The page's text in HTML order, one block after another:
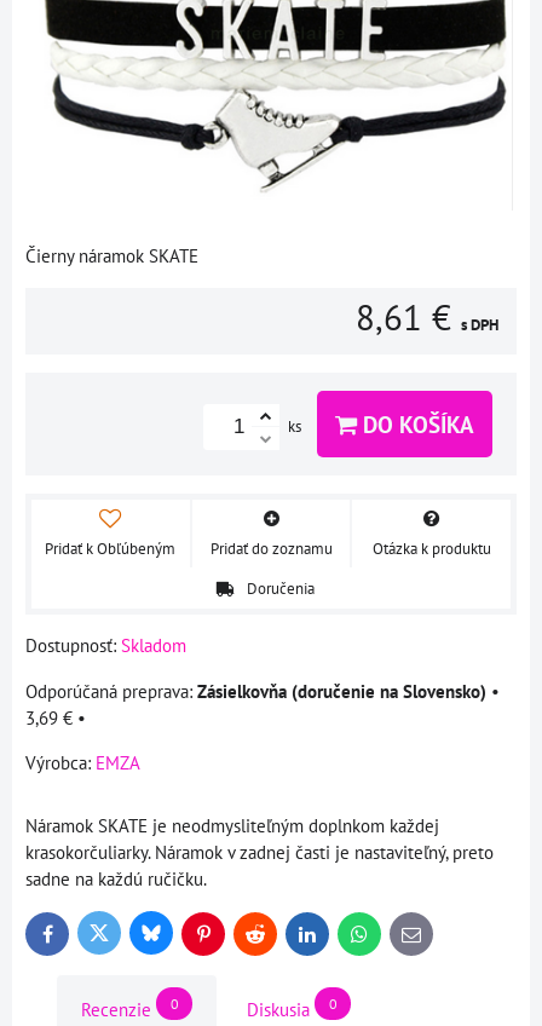
Čierny náramok SKATE
8,61 € s DPH
ks DO KOŠÍKA
Pridať k Obľúbeným Pridať do zoznamu
Otázka k produktu
Doručenia
Dostupnosť: Skladom
Zásielkovňa (doručenie na Slovensko) •
3,69 € •
Výrobca: EMZA
Náramok SKATE je neodmysliteľným doplnkom každej
krasokorčuliarky. Náramok v zadnej časti je nastaviteľný, preto
sadne na každú ručičku.
FacebookTwitter BlueskyPinterestReddit LinkedInWhatsApp
E-
mail
Recenzie 0 Diskusia 0